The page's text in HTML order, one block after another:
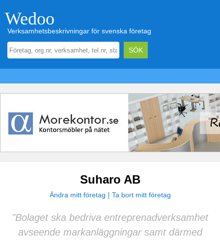
Wedoo
Verksamhetsbeskrivningar för svenska företag
Suharo AB
Ändra mitt företag Ta bort mitt företag
"Bolaget ska bedriva entreprenadverksamhet
avseende markanläggningar samt därmed